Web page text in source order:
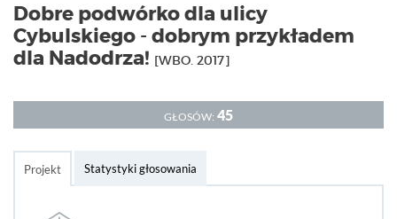
Dobre podwórko dla ulicy
Cybulskiego - dobrym przykładem
dla Nadodrza! [WBO. 2017]
GŁOSÓW: 45
Projekt Statystyki głosowania